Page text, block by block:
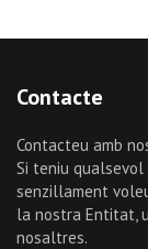
Contacte
Contacteu amb
Si teniu qualsevol
senzillament
la nostra Entitat,
nosaltres.